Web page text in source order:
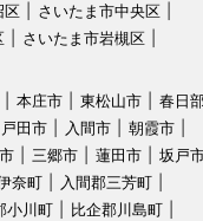
区
さいたま市中央区
さいたま市岩槻区
本庄市 東松山市
春日
戸田市 入間市
朝霞市
三郷市 蓮田市
坂戸
奈町
入間郡三芳町
小川町
比企郡川島町